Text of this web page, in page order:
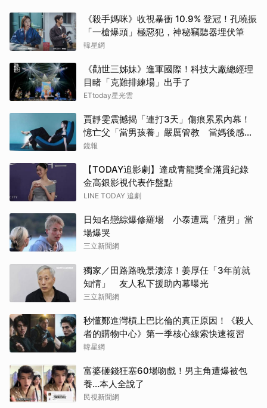
《殺手媽咪》收視暴衝 10.9% 登冠！孔曉振
「一槍爆頭」極惡犯，神秘竊聽器埋伏筆
韓星網
《勸世三姊妹》進軍國際！科技大廠總經理
目睹「克難排練場」出手了
ETtoday星光雲
賈靜雯震撼揭「連打3天」傷痕累累內幕！
憶亡父「當男孩養」嚴厲管教 當媽後感
嘆：用擔憂保護家人
鏡報
【TODAY追影劇】達成青龍獎全滿貫紀錄
金高銀影視代表作盤點
LINE TODAY 追劇
日知名戀綜爆修羅場 小泰遭罵「渣男」當
場爆哭
三立新聞網
獨家／田路路晚景淒涼！姜厚任「3年前就
知情」 友人私下援助內幕曝光
三立新聞網
秒懂鄭進灣槓上巴比倫的真正原因！《殺人
者的購物中心》第一季核心線索快速複習
韓星網
富婆砸錢狂塞60場吻戲！男主角遭爆被包
養…本人全說了
民視新聞網